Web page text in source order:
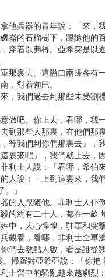
他兵器的青年說：「來，
崙的石榴樹下，跟隨他的
穿着以弗得。亞希突是以
那裏去。這隘口兩邊各有
，對着迦巴。
，我們過去到那些未受割
做吧。你上去，看哪，我
到那些人那裏，在他們那
等我們到你們那裏去』，
裏來吧』，我們就上去，
利士人說：「看哪，希伯
人說：「上到這裏來，
」
的人跟隨他。非利士人仆
的約有二十人，都在一畝
中，人心惶惶，駐軍和突
觀看，看哪，非利士全軍
們去數點人數，看是誰從
掃羅對亞希亞說：「你把
士營中的騷亂越來越劇烈